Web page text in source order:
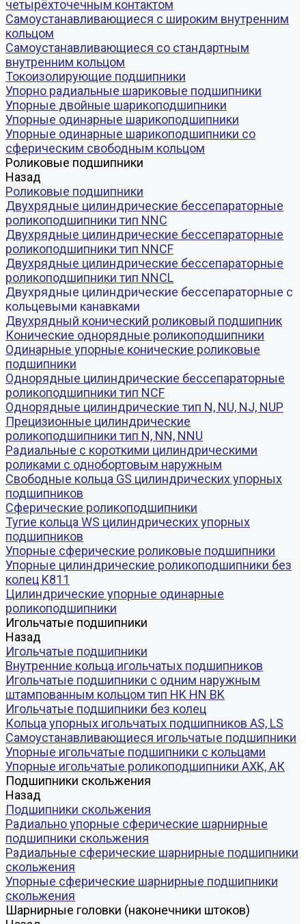
четырёхточечным контактом
Самоустанавливающиеся с широким внутренним
кольцом
Самоустанавливающиеся со стандартным
внутренним кольцом
Токоизолирующие подшипники
Упорно радиальные шариковые подшипники
Упорные двойные шарикоподшипники
Упорные одинарные шарикоподшипники
Упорные одинарные шарикоподшипники со
сферическим свободным кольцом
Роликовые подшипники
Назад
Роликовые подшипники
Двухрядные цилиндрические бессепараторные
роликоподшипники тип NNC
Двухрядные цилиндрические бессепараторные
роликоподшипники тип NNCF
Двухрядные цилиндрические бессепараторные
роликоподшипники тип NNCL
Двухрядные цилиндрические бессепараторные с
кольцевыми канавками
Двухрядный конический роликовый подшипник
Конические однорядные роликоподшипники
Одинарные упорные конические роликовые
подшипники
Однорядные цилиндрические бессепараторные
роликоподшипники тип NCF
Однорядные цилиндрические тип N, NU, NJ, NUP
Прецизионные цилиндрические
роликоподшипники тип N, NN, NNU
Радиальные с короткими цилиндрическими
роликами с однобортовым наружным
Свободные кольца GS цилиндрических упорных
подшипников
Сферические роликоподшипники
Тугие кольца WS цилиндрических упорных
подшипников
Упорные сферические роликовые подшипники
Упорные цилиндрические роликоподшипники без
колец K811
Цилиндрические упорные одинарные
роликоподшипники
Игольчатые подшипники
Назад
Игольчатые подшипники
Внутренние кольца игольчатых подшипников
Игольчатые подшипники c одним наружным
штампованным кольцом тип HK HN BK
Игольчатые подшипники без колец
Кольца упорных игольчатых подшипников AS, LS
Самоустанавливающиеся игольчатые подшипники
Упорные игольчатые подшипники с кольцами
Упорные игольчатые роликоподшипники AXK, АК
Подшипники скольжения
Назад
Подшипники скольжения
Радиально упорные сферические шарнирные
подшипники скольжения
Радиальные сферические шарнирные подшипники
скольжения
Упорные сферические шарнирные подшипники
скольжения
Шарнирные головки (наконечники штоков)